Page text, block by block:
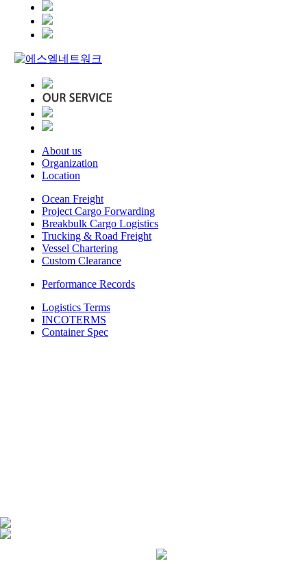
About us
Organization
Location
Ocean Freight
Project Cargo Forwarding
Breakbulk Cargo Logistics
Trucking & Road Freight
Vessel Chartering
Custom Clearance
Performance Records
Logistics Terms
INCOTERMS
Container Spec